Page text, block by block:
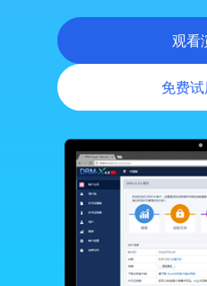
动态网站DRM保护
跨平台DRM
Android DRM
iOS/iPhone DRM
观看
免费